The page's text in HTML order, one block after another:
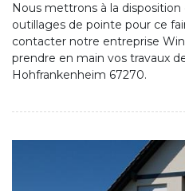
Nous mettrons à la
outillages de pointe pour ce
contacter notre entreprise
prendre en main vos travaux
Hohfrankenheim 67270.